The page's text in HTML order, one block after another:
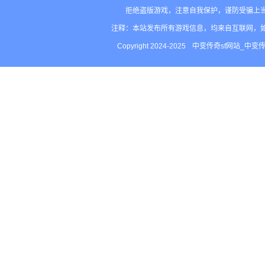
拒绝盗版游戏，注意自我保护，谨防受骗上
注释：本站发布所有游戏信息，均来自互联网
Copyright 2024-2025 中变传奇sf网站_中变